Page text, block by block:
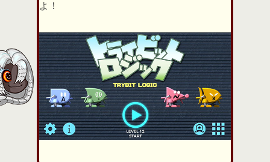
よ！